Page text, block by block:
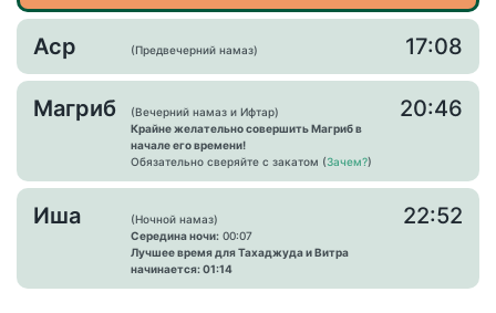
Аср (Предвечерний намаз) 17:08
Магриб
(Вечерний намаз и Ифтар)
Крайне желательно совершить Магриб в
начале его времени!
Обязательно сверяйте с закатом (Зачем?)
20:46
Иша
(Ночной намаз)
Середина ночи: 00:07
Лучшее время для Тахаджуда и Витра
начинается: 01:14
22:52